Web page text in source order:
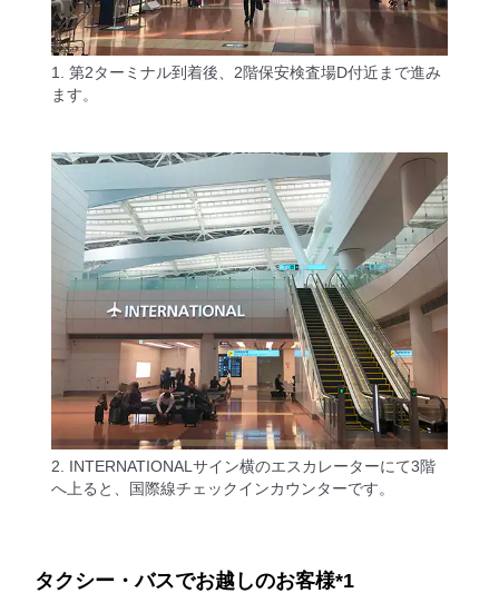
1. 第2ターミナル到着後、2階保安検査場D付近まで進み
ます。
2. INTERNATIONALサイン横のエスカレーターにて3階
へ上ると、国際線チェックインカウンターです。
タクシー・バスでお越しのお客様*1